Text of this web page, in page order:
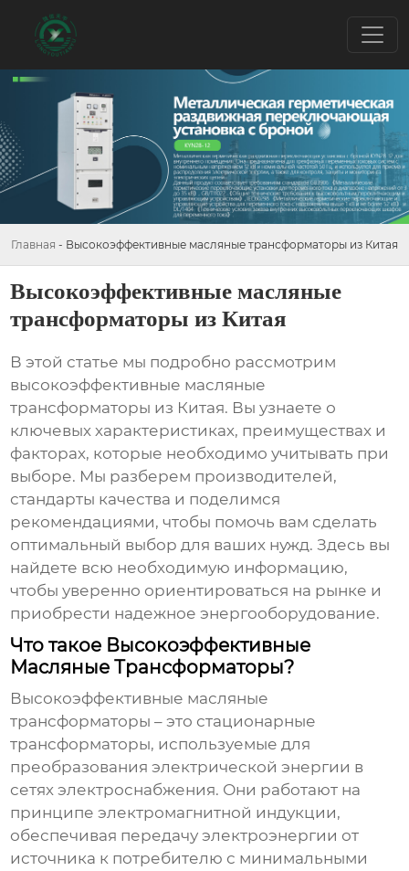
Главная - Высокоэффективные масляные трансформаторы из Китая
Высокоэффективные масляные
трансформаторы из Китая
В этой статье мы подробно рассмотрим
высокоэффективные масляные
трансформаторы из Китая. Вы узнаете о
ключевых характеристиках, преимуществах и
факторах, которые необходимо учитывать при
выборе. Мы разберем производителей,
стандарты качества и поделимся
рекомендациями, чтобы помочь вам сделать
оптимальный выбор для ваших нужд. Здесь вы
найдете всю необходимую информацию,
чтобы уверенно ориентироваться на рынке и
приобрести надежное энергооборудование.
Что такое Высокоэффективные
Масляные Трансформаторы?
Высокоэффективные масляные
трансформаторы – это стационарные
трансформаторы, используемые для
преобразования электрической энергии в
сетях электроснабжения. Они работают на
принципе электромагнитной индукции,
обеспечивая передачу электроэнергии от
источника к потребителю с минимальными